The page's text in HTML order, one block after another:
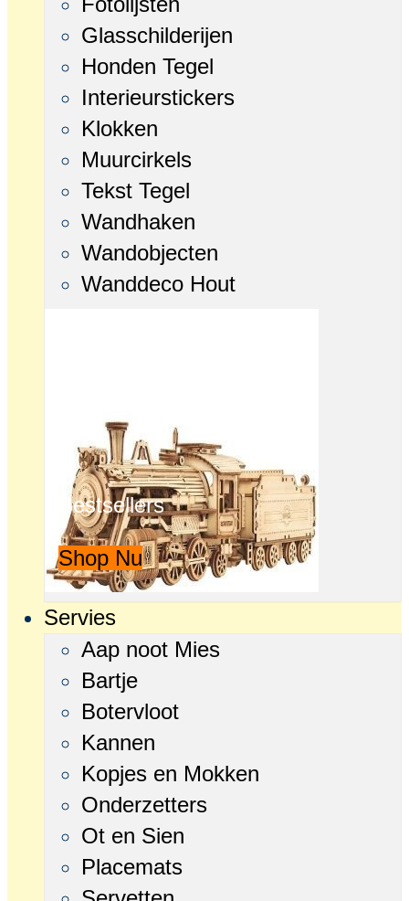
Glasschilderijen
Honden Tegel
Interieurstickers
Klokken
Muurcirkels
Tekst Tegel
Wandhaken
Wandobjecten
Wanddeco Hout
Bestsellers
Shop Nu
Servies
Aap noot Mies
Bartje
Botervloot
Kannen
Kopjes en Mokken
Onderzetters
Ot en Sien
Placemats